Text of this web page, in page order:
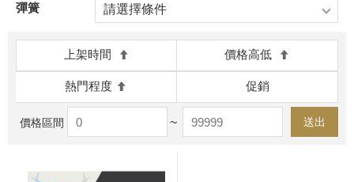
彈簧 請選擇條件
上架時間 價格高低
熱門程度 促銷
價格區間 ~ 送出